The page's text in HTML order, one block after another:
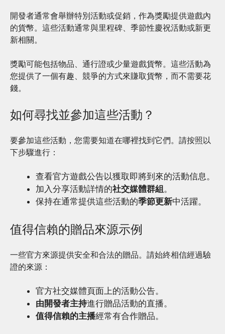
開發者通常會舉辦特別活動或促銷，作為獎勵提供遊戲內
的貨幣。這些活動通常與里程碑、季節性慶祝活動或新更
新相關。
獎勵可能包括物品、通行證或少量遊戲貨幣。這些活動為
您提供了一個有趣、競爭的方式來賺取貨幣，而不需要花
錢。
如何尋找並參加這些活動？
要參加這些活動，您需要知道在哪裡找到它們。請按照以
下步驟進行：
查看官方遊戲公告以獲取即將到來的活動信息。
加入分享活動詳情的社交媒體群組。
保持在通常提供這些活動的季節更新中活躍。
值得信賴的贈品來源示例
一些官方來源提供安全和合法的贈品。請始終相信經過驗
證的來源：
官方社交媒體頁面上的活動公告。
由開發者主持進行贈品活動的直播。
值得信賴的主播經常有合作贈品。